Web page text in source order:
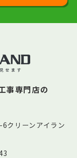
事専門店の
クリーンアイラン